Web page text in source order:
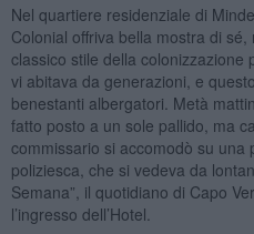
Nel quartiere residenziale di
Colonial offriva bella mostra di
classico stile della colonizzazione
vi abitava da generazioni, e
benestanti albergatori. Metà
fatto posto a un sole pallido, ma
commissario si accomodò su una
poliziesca, che si vedeva da
Semana”, il quotidiano di Capo
l’ingresso dell’Hotel.